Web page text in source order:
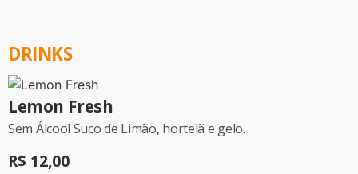
DRINKS
Lemon Fresh
Sem Álcool Suco de Limão, hortelã e gelo.
R$ 12,00